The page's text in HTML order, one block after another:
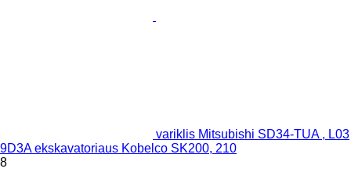
variklis Mitsubishi SD34-TUA , L03
9D3A ekskavatoriaus Kobelco SK200, 210
8